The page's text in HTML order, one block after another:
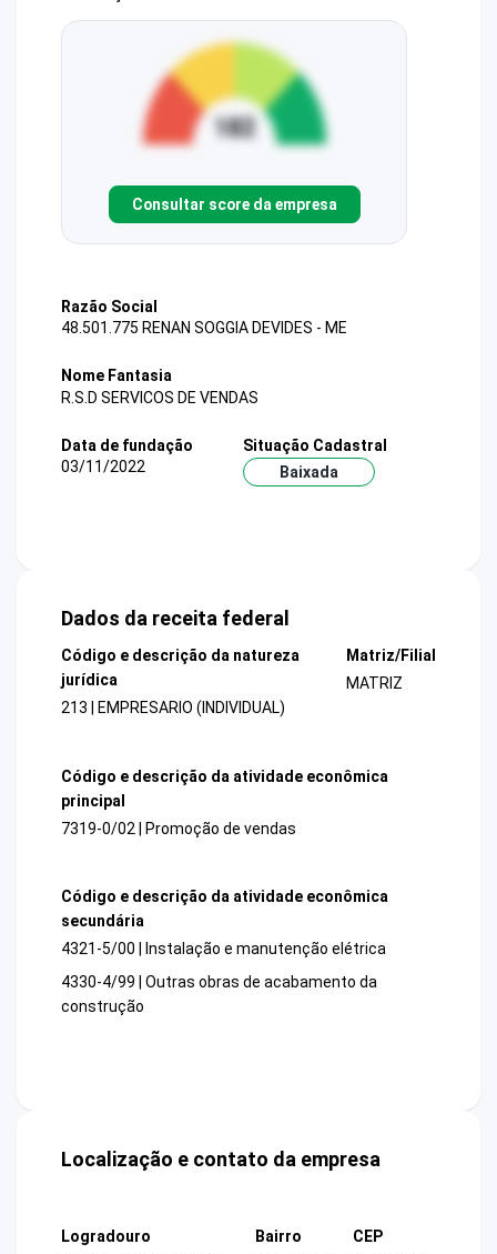
Consultar score da empresa
Razão Social
48.501.775 RENAN SOGGIA DEVIDES - ME
Nome Fantasia
R.S.D SERVICOS DE VENDAS
Data de fundação
03/11/2022
Situação Cadastral
Baixada
Dados da receita federal
Código e descrição da natureza
jurídica
213 | EMPRESARIO (INDIVIDUAL)
Matriz/Filial
MATRIZ
Código e descrição da atividade econômica
principal
7319-0/02 | Promoção de vendas
Código e descrição da atividade econômica
secundária
4321-5/00 | Instalação e manutenção elétrica
4330-4/99 | Outras obras de acabamento da
construção
Localização e contato da empresa
Logradouro
Bairro
CEP